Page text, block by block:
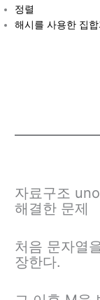
정렬
해시를 사용한 집합
자료구조
해결한 문제
처음 문자열
장한다.